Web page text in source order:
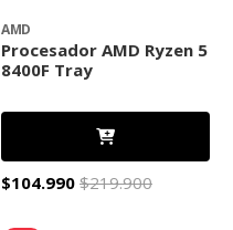
AMD
Procesador AMD Ryzen 5
8400F Tray
$104.990 $219.900